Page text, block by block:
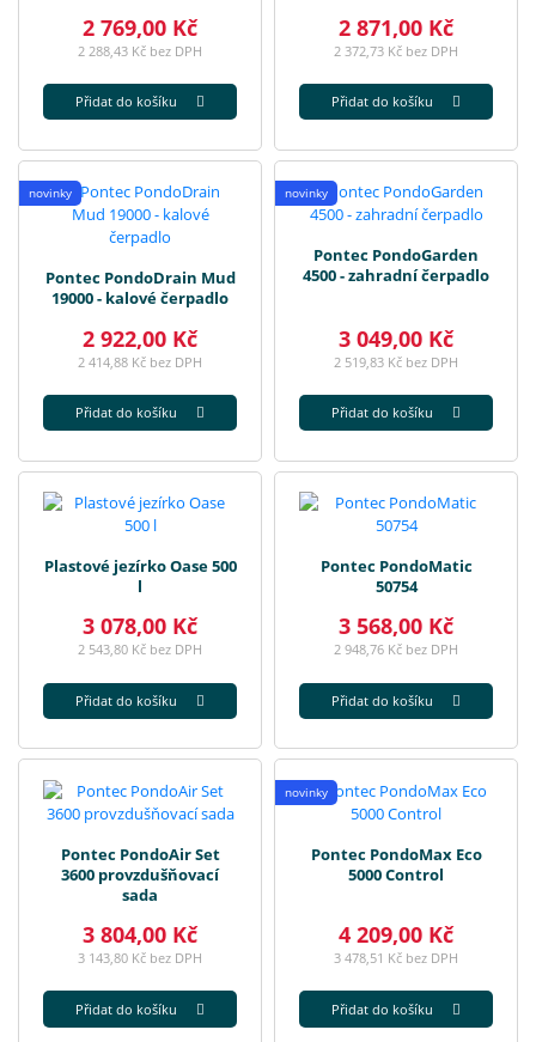
2 769,00 Kč
2 288,43 Kč bez DPH
Přidat do košíku
2 871,00 Kč
2 372,73 Kč bez DPH
Přidat do košíku
novinky
Pontec PondoDrain Mud
19000 - kalové čerpadlo
2 922,00 Kč
2 414,88 Kč bez DPH
Přidat do košíku
novinky
Pontec PondoGarden
4500 - zahradní čerpadlo
3 049,00 Kč
2 519,83 Kč bez DPH
Přidat do košíku
Plastové jezírko Oase 500
l
3 078,00 Kč
2 543,80 Kč bez DPH
Přidat do košíku
Pontec PondoMatic
50754
3 568,00 Kč
2 948,76 Kč bez DPH
Přidat do košíku
Pontec PondoAir Set
3600 provzdušňovací
sada
3 804,00 Kč
3 143,80 Kč bez DPH
Přidat do košíku
novinky
Pontec PondoMax Eco
5000 Control
4 209,00 Kč
3 478,51 Kč bez DPH
Přidat do košíku